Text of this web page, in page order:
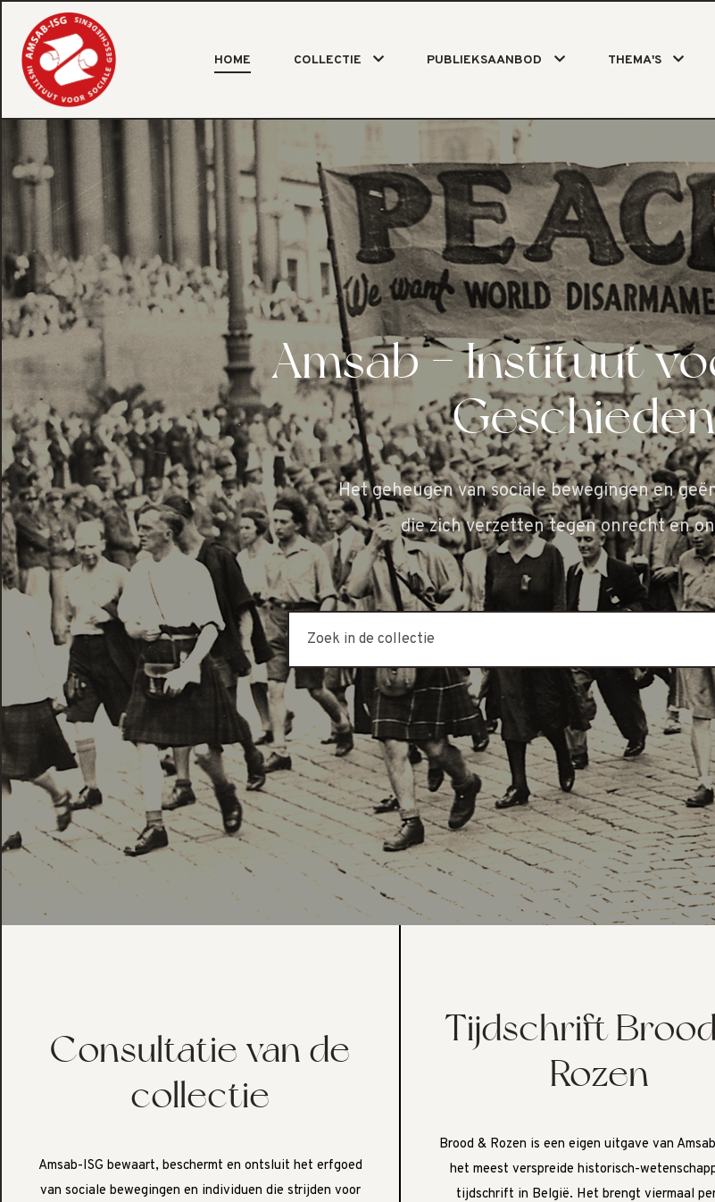
HOME COLLECTIE PUBLIEKSAANBOD THEMA'S
Amsab - Instituut
Het geheugen van sociale bewegingen en
die zich verzetten tegen onrecht en
Consultatie van de
collectie
Amsab-ISG bewaart, beschermt en ontsluit het erfgoed
van sociale bewegingen en individuen die strijden voor
Tijdschrift
Rozen
Brood & Rozen is een eigen uitgave van
het meest verspreide historisch-
tijdschrift in België. Het brengt viermaal